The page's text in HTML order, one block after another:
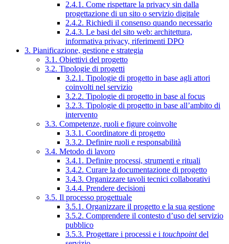
2.4.1. Come rispettare la privacy sin dalla
progettazione di un sito o servizio digitale
2.4.2. Richiedi il consenso quando necessario
2.4.3. Le basi del sito web: architettura,
informativa privacy, riferimenti DPO
3. Pianificazione, gestione e strategia
3.1. Obiettivi del progetto
3.2. Tipologie di progetti
3.2.1. Tipologie di progetto in base agli attori
coinvolti nel servizio
3.2.2. Tipologie di progetto in base al focus
3.2.3. Tipologie di progetto in base all’ambito di
intervento
3.3. Competenze, ruoli e figure coinvolte
3.3.1. Coordinatore di progetto
3.3.2. Definire ruoli e responsabilità
3.4. Metodo di lavoro
3.4.1. Definire processi, strumenti e rituali
3.4.2. Curare la documentazione di progetto
3.4.3. Organizzare tavoli tecnici collaborativi
3.4.4. Prendere decisioni
3.5. Il processo progettuale
3.5.1. Organizzare il progetto e la sua gestione
3.5.2. Comprendere il contesto d’uso del servizio
pubblico
3.5.3. Progettare i processi e i touchpointdel